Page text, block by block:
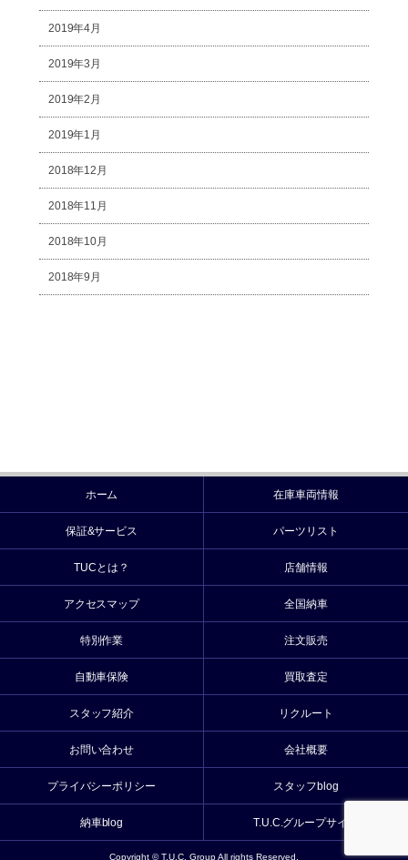
2019年4月
2019年3月
2019年2月
2019年1月
2018年12月
2018年11月
2018年10月
2018年9月
ホーム 在庫車両情報
保証&サービス パーツリスト
TUCとは？ 店舗情報
アクセスマップ 全国納車
特別作業 注文販売
自動車保険 買取査定
スタッフ紹介 リクルート
お問い合わせ 会社概要
プライバシーポリシー スタッフblog
納車blog T.U.C.グループサイト
Copyright © T.U.C. Group All rights Reserved.